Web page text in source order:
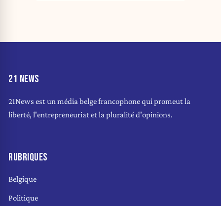
21 NEWS
21News est un média belge francophone qui promeut la
liberté, l'entrepreneuriat et la pluralité d'opinions.
RUBRIQUES
Belgique
Politique